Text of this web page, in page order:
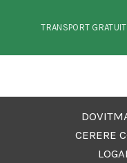
TRANSPORT
CERERE